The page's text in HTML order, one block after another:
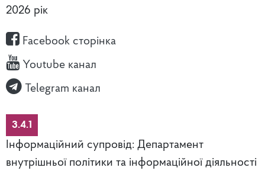
2026 рік
Facebook сторінка
Youtube канал
Telegram канал
3.4.1
Інформаційний супровід: Департамент
внутрішньої політики та інформаційної діяльності